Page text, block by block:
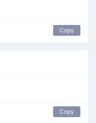
Copy
Copy